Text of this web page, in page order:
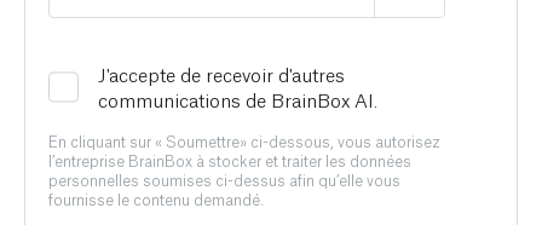
J'accepte de recevoir d'autres
communications de BrainBox AI.
En cliquant sur « Soumettre» ci-dessous, vous autorisez
l’entreprise BrainBox à stocker et traiter les données
personnelles soumises ci-dessus afin qu’elle vous
fournisse le contenu demandé.